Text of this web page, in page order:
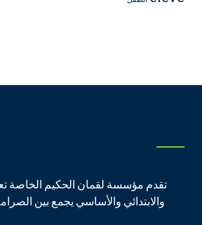
تقدم مؤسسة لقمان الحكيم الخاصة
والابتدائي والأساسي يجمع بين